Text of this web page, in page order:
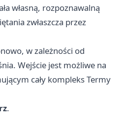
własną, rozpoznawalną
zwłaszcza przez
w zależności od
Wejście jest możliwe na
cały kompleks Termy
.